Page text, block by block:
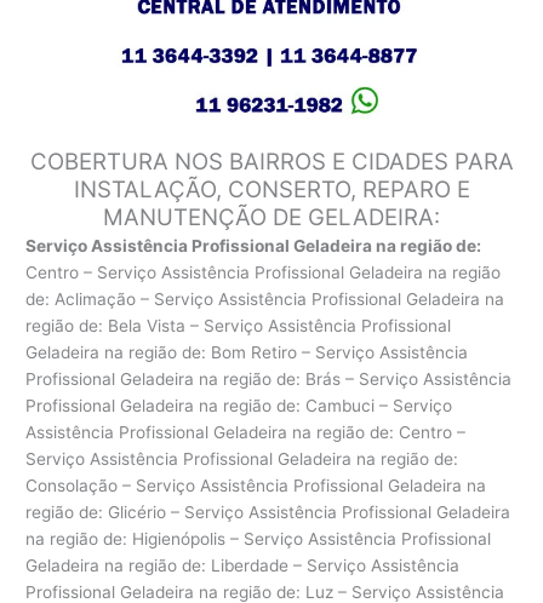
COBERTURA NOS BAIRROS E CIDADES PARA
INSTALAÇÃO, CONSERTO, REPARO E
MANUTENÇÃO DE GELADEIRA:
Serviço Assistência Profissional Geladeira na região de:
Centro – Serviço Assistência Profissional Geladeira na região
de: Aclimação – Serviço Assistência Profissional Geladeira na
região de: Bela Vista – Serviço Assistência Profissional
Geladeira na região de: Bom Retiro – Serviço Assistência
Profissional Geladeira na região de: Brás – Serviço Assistência
Profissional Geladeira na região de: Cambuci – Serviço
Assistência Profissional Geladeira na região de: Centro –
Serviço Assistência Profissional Geladeira na região de:
Consolação – Serviço Assistência Profissional Geladeira na
região de: Glicério – Serviço Assistência Profissional Geladeira
na região de: Higienópolis – Serviço Assistência Profissional
Geladeira na região de: Liberdade – Serviço Assistência
Profissional Geladeira na região de: Luz – Serviço Assistência